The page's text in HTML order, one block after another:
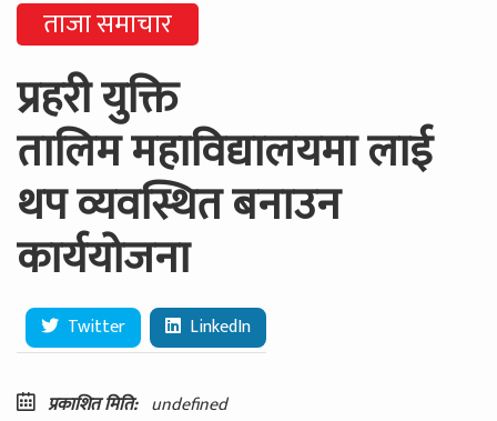
ताजा समाचार
प्रहरी युक्ति
तालिम महाविद्यालयमा लाई
थप व्यवस्थित बनाउन
कार्ययोजना
Twitter LinkedIn
प्रकाशित मिति: undefined